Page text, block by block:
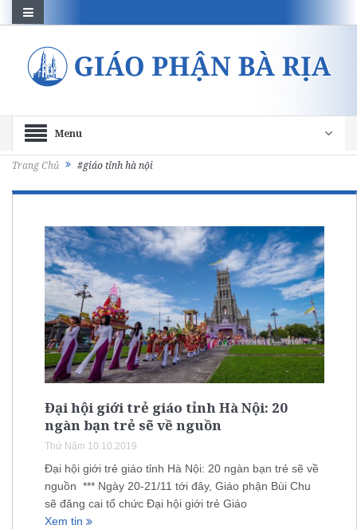
Menu
Trang Chủ #giáo tỉnh hà nội
Đại hội giới trẻ giáo tỉnh Hà Nội: 20
ngàn bạn trẻ sẽ về nguồn
Thứ Năm 10.10.2019
Đại hội giới trẻ giáo tỉnh Hà Nội: 20 ngàn bạn trẻ sẽ về
nguồn *** Ngày 20-21/11 tới đây, Giáo phận Bùi Chu
sẽ đăng cai tổ chức Đại hội giới trẻ Giáo
Xem tin